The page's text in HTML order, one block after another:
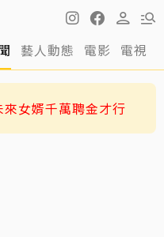
藝人動態 電影 電視
黑色郵筒 媽媽缺席原